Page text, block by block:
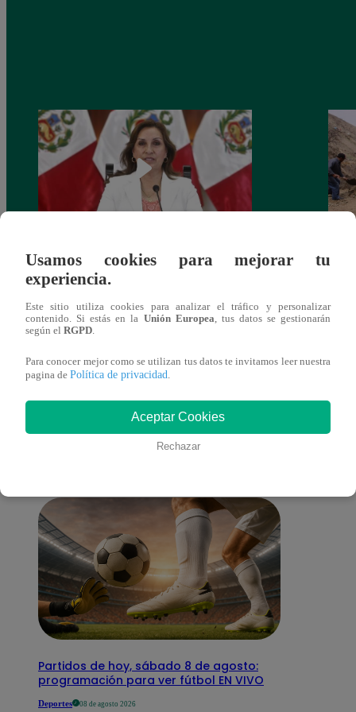
Congreso: proponen que el aumento del
salario presidencial se aplique desde 2026
Las
También te puede
interesar
Partidos de hoy, sábado 8 de agosto:
programación para ver fútbol EN VIVO
Deportes 08 de agosto 2026
Usamos cookies para mejorar tu
experiencia.
Este sitio utiliza cookies para analizar el tráfico y personalizar
contenido. Si estás en la Unión Europea, tus datos se gestionarán
según el RGPD.
Para conocer mejor como se utilizan tus datos te invitamos leer nuestra
pagina de Política de privacidad.
Aceptar Cookies
Rechazar